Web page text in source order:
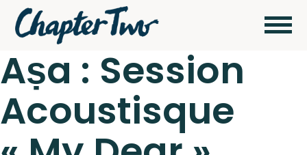
Artistes
Aṣa : Session
Acoustisque
Wagram Music / Chapter Two Records